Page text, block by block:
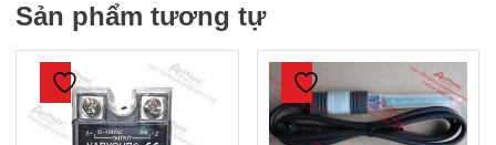
Sản phẩm tương tự